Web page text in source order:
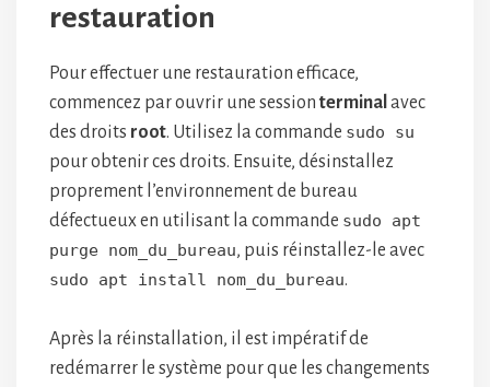
restauration
Pour effectuer une restauration efficace,
commencez par ouvrir une session terminal avec
des droits root. Utilisez la commande sudo su
pour obtenir ces droits. Ensuite, désinstallez
proprement l’environnement de bureau
défectueux en utilisant la commande sudo apt
purge nom_du_bureau, puis réinstallez-le avec
sudo apt install nom_du_bureau.
Après la réinstallation, il est impératif de
redémarrer le système pour que les changements